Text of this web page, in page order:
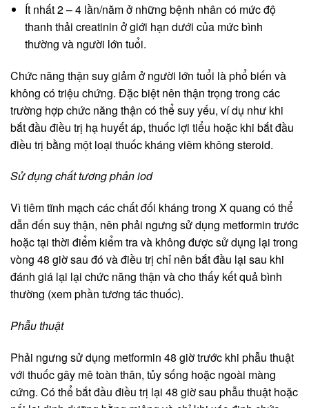
Ít nhất 2 – 4 lần/năm ở những bệnh nhân có mức độ
thanh thải creatinin ở giới hạn dưới của mức bình
thường và người lớn tuổi.
Chức năng thận suy giảm ở người lớn tuổi là phổ biến và
không có triệu chứng. Đặc biệt nên thận trọng trong các
trường hợp chức năng thận có thể suy yếu, ví dụ như khi
bắt đầu điều trị hạ huyết áp, thuốc lợi tiểu hoặc khi bắt đầu
điều trị bằng một loại thuốc kháng viêm không steroid.
Sử dụng chất tương phản iod
Vì tiêm tĩnh mạch các chất đối kháng trong X quang có thể
dẫn đến suy thận, nên phải ngưng sử dụng metformin trước
hoặc tại thời điểm kiểm tra và không được sử dụng lại trong
vòng 48 giờ sau đó và điều trị chỉ nên bắt đầu lại sau khi
đánh giá lại lại chức năng thận và cho thấy kết quả bình
thường (xem phần tương tác thuốc).
Phẫu thuật
Phải ngưng sử dụng metformin 48 giờ trước khi phẫu thuật
với thuốc gây mê toàn thân, tủy sống hoặc ngoài màng
cứng. Có thể bắt đầu điều trị lại 48 giờ sau phẫu thuật hoặc